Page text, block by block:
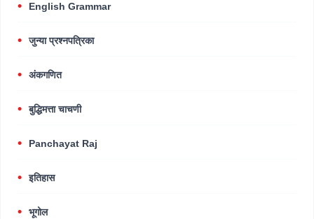
English Grammar
जुन्या प्रश्नपत्रिका
अंकगणित
बुद्धिमत्ता चाचणी
Panchayat Raj
इतिहास
भूगोल